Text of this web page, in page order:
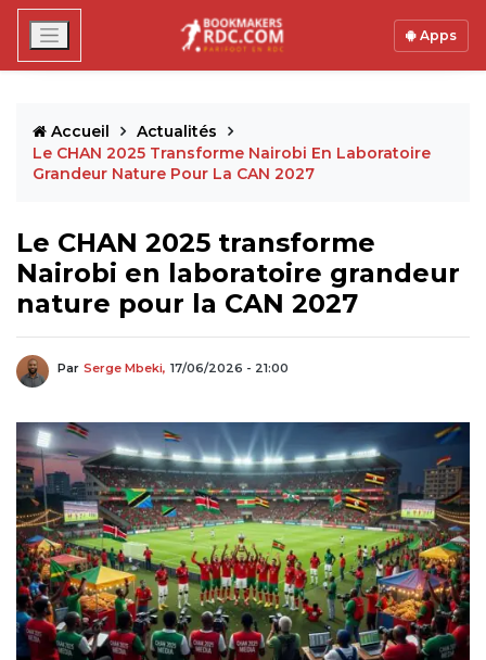
Apps
Accueil
Actualités
Le CHAN 2025 Transforme Nairobi En Laboratoire
Grandeur Nature Pour La CAN 2027
Le CHAN 2025 transforme
Nairobi en laboratoire grandeur
nature pour la CAN 2027
Par Serge Mbeki, 17/06/2026 - 21:00